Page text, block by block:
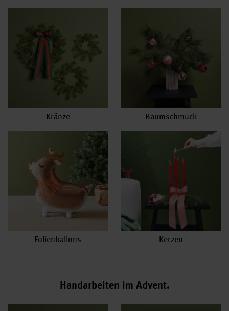
Kränze Baumschmuck
Folienballons Kerzen
Handarbeiten im Advent.